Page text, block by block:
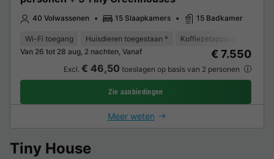
40 Volwassenen 15 Slaapkamers 15 Badkamer
Wi-Fi toegang Huisdieren toegestaan * Koffiezetapparaat
Van 26 tot 28 aug, 2 nachten, Vanaf
€ 7.550
Excl. € 46,50 toeslagen op basis van 2 personen
Zie aanbiedingen
Meer weten
Tiny House